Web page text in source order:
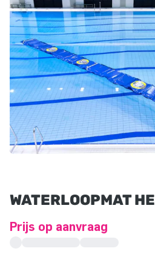
WATERLOOPMAT
Prijs op aanvraag